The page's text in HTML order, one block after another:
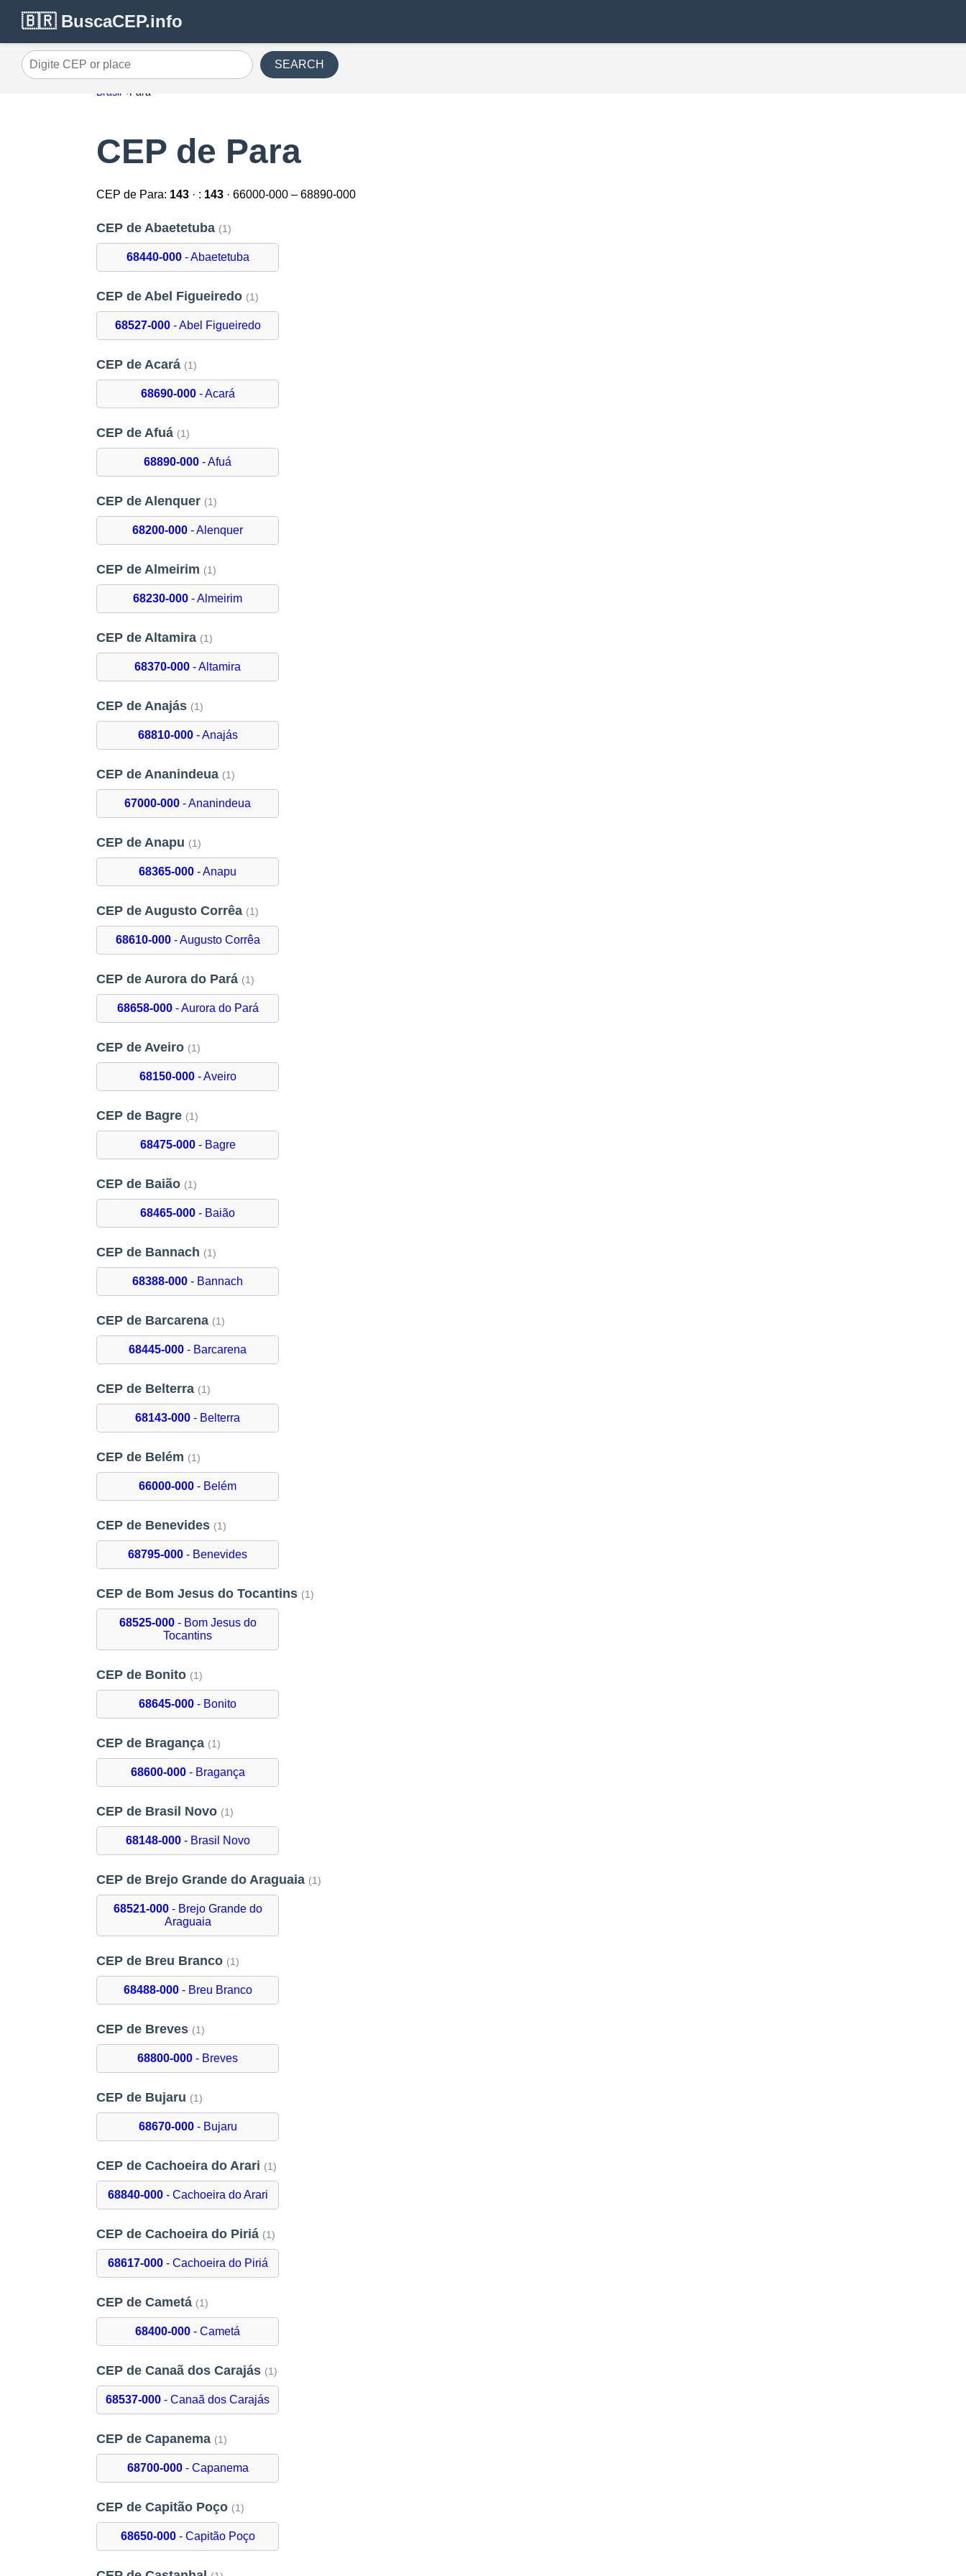
🇧🇷 BuscaCEP.info
Digite CEP or place SEARCH
Brasil Para
CEP de Para
CEP de Para: 143 · : 143 · 66000-000 – 68890-000
CEP de Abaetetuba (1)
68440-000- Abaetetuba
CEP de Abel Figueiredo (1)
68527-000- Abel Figueiredo
CEP de Acará (1)
68690-000- Acará
CEP de Afuá (1)
68890-000 - Afuá
CEP de Alenquer (1)
68200-000 - Alenquer
CEP de Almeirim (1)
68230-000 - Almeirim
CEP de Altamira (1)
68370-000 - Altamira
CEP de Anajás (1)
68810-000- Anajás
CEP de Ananindeua (1)
67000-000 - Ananindeua
CEP de Anapu (1)
68365-000 - Anapu
CEP de Augusto Corrêa (1)
68610-000- Augusto Corrêa
CEP de Aurora do Pará (1)
68658-000- Aurora do Pará
CEP de Aveiro (1)
68150-000- Aveiro
CEP de Bagre (1)
68475-000- Bagre
CEP de Baião (1)
68465-000 - Baião
CEP de Bannach (1)
68388-000 - Bannach
CEP de Barcarena (1)
68445-000 - Barcarena
CEP de Belterra (1)
68143-000 - Belterra
CEP de Belém (1)
66000-000 - Belém
CEP de Benevides (1)
68795-000 - Benevides
CEP de Bom Jesus do Tocantins (1)
68525-000- Bom Jesus do
Tocantins
CEP de Bonito (1)
68645-000 - Bonito
CEP de Bragança (1)
68600-000- Bragança
CEP de Brasil Novo (1)
68148-000- Brasil Novo
CEP de Brejo Grande do Araguaia (1)
68521-000- Brejo Grande do
Araguaia
CEP de Breu Branco (1)
68488-000- Breu Branco
CEP de Breves (1)
68800-000 - Breves
CEP de Bujaru (1)
68670-000- Bujaru
CEP de Cachoeira do Arari (1)
68840-000- Cachoeira do Arari
CEP de Cachoeira do Piriá (1)
68617-000- Cachoeira do Piriá
CEP de Cametá (1)
68400-000 - Cametá
CEP de Canaã dos Carajás (1)
68537-000 - Canaã dos Carajás
CEP de Capanema (1)
68700-000- Capanema
CEP de Capitão Poço (1)
68650-000- Capitão Poço